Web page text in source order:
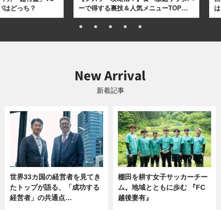
はどっち？
ーで得する裏技＆人気メニューTOP…
新着記事
世界33カ国の経営者を見てき
たトップが語る、「成功する
経営者」の共通点…
棚田を耕す女子サッカーチー
ム。地域とともに歩む 『FC
越後妻有』